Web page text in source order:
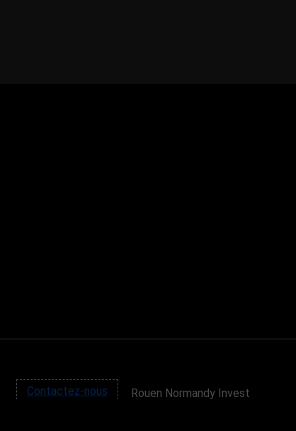
Contactez-nous
Rouen Normandy Invest